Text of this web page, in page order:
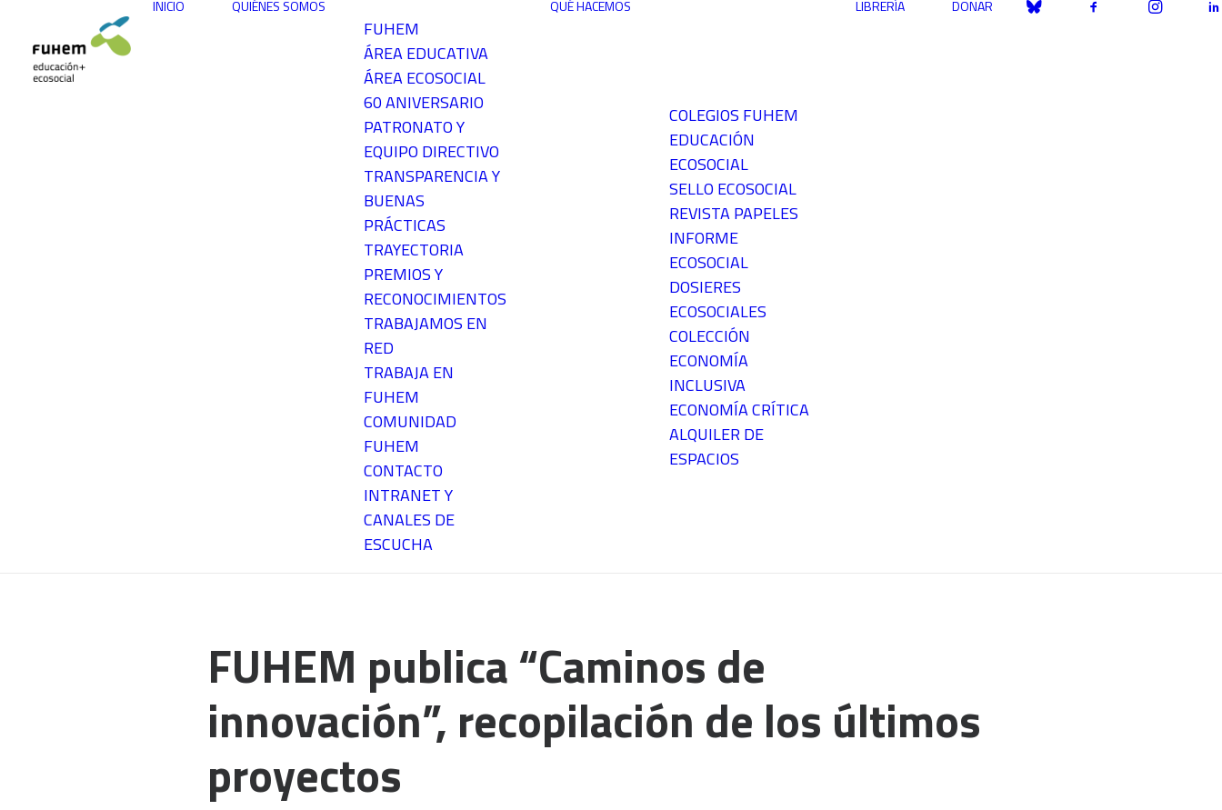
INICIO QUIÉNES SOMOS
FUHEM
ÁREA EDUCATIVA
ÁREA ECOSOCIAL
60 ANIVERSARIO
PATRONATO Y
EQUIPO DIRECTIVO
TRANSPARENCIA Y
BUENAS
PRÁCTICAS
TRAYECTORIA
PREMIOS Y
RECONOCIMIENTOS
TRABAJAMOS EN
RED
TRABAJA EN
FUHEM
COMUNIDAD
FUHEM
CONTACTO
INTRANET Y
CANALES DE
ESCUCHA
QUÉ HACEMOS
COLEGIOS FUHEM
EDUCACIÓN
ECOSOCIAL
SELLO ECOSOCIAL
REVISTA PAPELES
INFORME
ECOSOCIAL
DOSIERES
ECOSOCIALES
COLECCIÓN
ECONOMÍA
INCLUSIVA
ECONOMÍA CRÍTICA
ALQUILER DE
ESPACIOS
LIBRERÍA DONAR
FUHEM publica “Caminos de
innovación”, recopilación de los últimos
proyectos